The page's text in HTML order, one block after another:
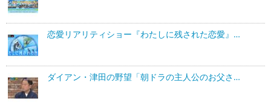
恋愛リアリティショー『わたしに残された恋愛』…
ダイアン・津田の野望「朝ドラの主人公のお父さ…